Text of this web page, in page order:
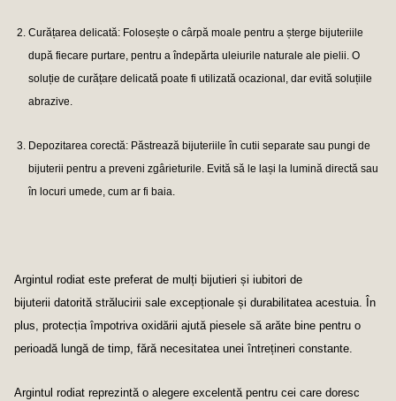
Curățarea delicată: Folosește o cârpă moale pentru a șterge bijuteriile
după fiecare purtare, pentru a îndepărta uleiurile naturale ale pielii. O
soluție de curățare delicată poate fi utilizată ocazional, dar evită soluțiile
abrazive.
Depozitarea corectă: Păstrează bijuteriile în cutii separate sau pungi de
bijuterii pentru a preveni zgârieturile. Evită să le lași la lumină directă sau
în locuri umede, cum ar fi baia.
Argintul rodiat este preferat de mulți bijutieri și iubitori de
bijuterii datorită strălucirii sale excepționale și durabilitatea acestuia. În
plus, protecția împotriva oxidării ajută piesele să arăte bine pentru o
perioadă lungă de timp, fără necesitatea unei întrețineri constante.
Argintul rodiat reprezintă o alegere excelentă pentru cei care doresc